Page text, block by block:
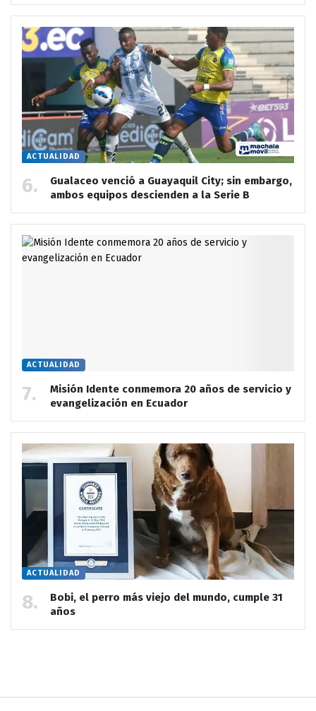
ACTUALIDAD
Gualaceo venció a Guayaquil City; sin embargo,
ambos equipos descienden a la Serie B
ACTUALIDAD
Misión Idente conmemora 20 años de servicio y
evangelización en Ecuador
ACTUALIDAD
Bobi, el perro más viejo del mundo, cumple 31
años